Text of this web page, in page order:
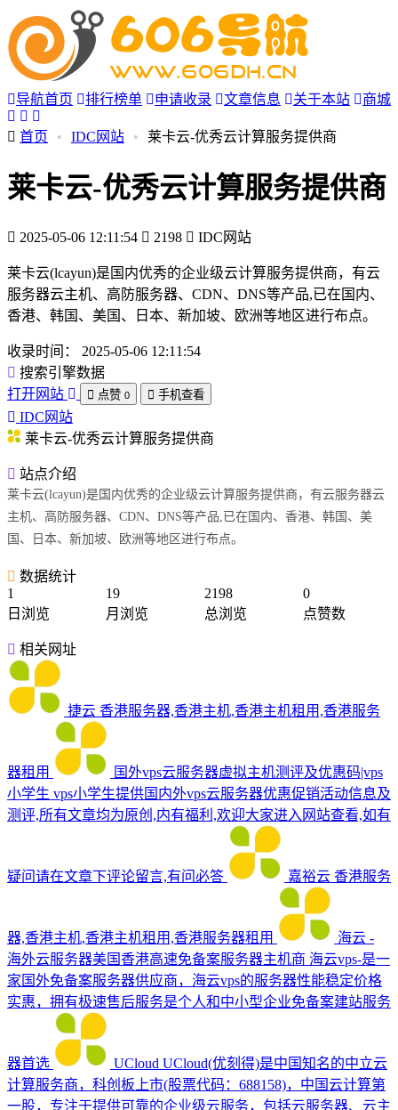
导航首页 排行榜单 申请收录 文章信息 关于本站 商城
首页 • IDC网站 • 莱卡云-优秀云计算服务提供商
莱卡云-优秀云计算服务提供商
2025-05-06 12:11:54 2198 IDC网站
莱卡云(lcayun)是国内优秀的企业级云计算服务提供商，有云
服务器云主机、高防服务器、CDN、DNS等产品,已在国内、
香港、韩国、美国、日本、新加坡、欧洲等地区进行布点。
收录时间：
2025-05-06 12:11:54
搜索引擎数据
打开网站
点赞 0 手机查看
IDC网站
莱卡云-优秀云计算服务提供商
站点介绍
莱卡云(lcayun)是国内优秀的企业级云计算服务提供商，有云服务器云
主机、高防服务器、CDN、DNS等产品,已在国内、香港、韩国、美
国、日本、新加坡、欧洲等地区进行布点。
数据统计
1
日浏览
19
月浏览
2198
总浏览
0
点赞数
相关网址
捷云 香港服务器,香港主机,香港主机租用,香港服务
器租用
国外vps云服务器虚拟主机测评及优惠码|vps
小学生 vps小学生提供国内外vps云服务器优惠促销活动信息及
测评,所有文章均为原创,内有福利,欢迎大家进入网站查看,如有
疑问请在文章下评论留言,有问必答 嘉裕云 香港服务
器,香港主机,香港主机租用,香港服务器租用
海云 -
海外云服务器美国香港高速免备案服务器主机商 海云vps-是一
家国外免备案服务器供应商，海云vps的服务器性能稳定价格
实惠，拥有极速售后服务是个人和中小型企业免备案建站服务
器首选 UCloud UCloud(优刻得)是中国知名的中立云
计算服务商，科创板上市(股票代码：688158)，中国云计算第
一股，专注于提供可靠的企业级云服务，包括云服务器、云主